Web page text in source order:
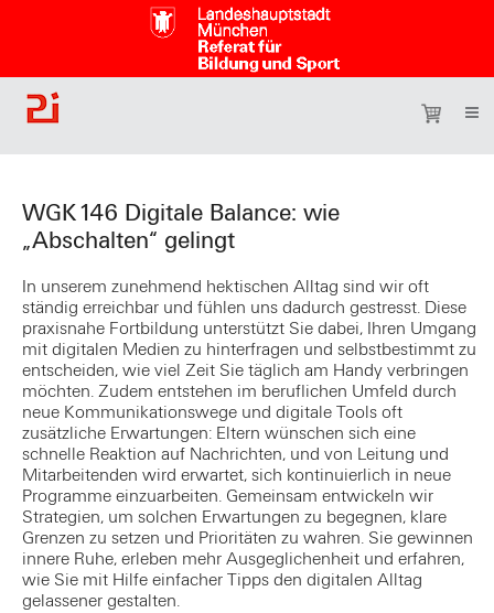
WGK146 Digitale Balance: wie
„Abschalten“ gelingt
In unserem zunehmend hektischen Alltag sind wir oft
ständig erreichbar und fühlen uns dadurch gestresst. Diese
praxisnahe Fortbildung unterstützt Sie dabei, Ihren Umgang
mit digitalen Medien zu hinterfragen und selbstbestimmt zu
entscheiden, wie viel Zeit Sie täglich am Handy verbringen
möchten. Zudem entstehen im beruflichen Umfeld durch
neue Kommunikationswege und digitale Tools oft
zusätzliche Erwartungen: Eltern wünschen sich eine
schnelle Reaktion auf Nachrichten, und von Leitung und
Mitarbeitenden wird erwartet, sich kontinuierlich in neue
Programme einzuarbeiten. Gemeinsam entwickeln wir
Strategien, um solchen Erwartungen zu begegnen, klare
Grenzen zu setzen und Prioritäten zu wahren. Sie gewinnen
innere Ruhe, erleben mehr Ausgeglichenheit und erfahren,
wie Sie mit Hilfe einfacher Tipps den digitalen Alltag
gelassener gestalten.